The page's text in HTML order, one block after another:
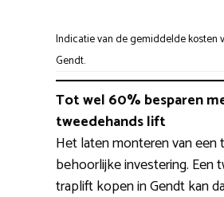
Indicatie van de gemiddelde kosten
Gendt.
Tot wel 60% besparen
tweedehands lift
Het laten monteren van een
behoorlijke investering. Een
traplift kopen in Gendt kan